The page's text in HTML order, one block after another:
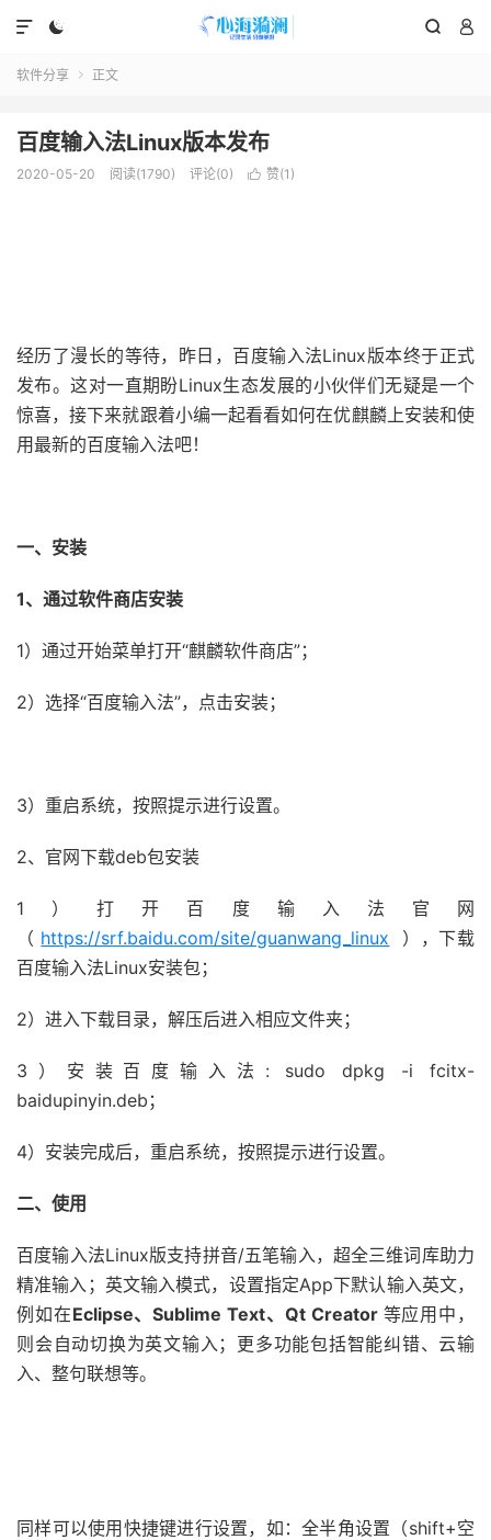
  

软件分享  正文
百度输入法Linux版本发布
2020-05-20 阅读(1790) 评论(0)  赞(1 )
经历了漫长的等待，昨日，百度输入法Linux版本终于正式
发布。这对一直期盼Linux生态发展的小伙伴们无疑是一个
惊喜，接下来就跟着小编一起看看如何在优麒麟上安装和使
用最新的百度输入法吧！
一、安装
1、通过软件商店安装
1）通过开始菜单打开“麒麟软件商店”；
2）选择“百度输入法”，点击安装；
3）重启系统，按照提示进行设置。
2、官网下载deb包安装
1）打开百度输入法官网
（ https://srf.baidu.com/site/guanwang_linux ），下载
百度输入法Linux安装包；
2）进入下载目录，解压后进入相应文件夹；
3）安装百度输入法: sudo dpkg -i fcitx-
baidupinyin.deb；
4）安装完成后，重启系统，按照提示进行设置。
二、使用
百度输入法Linux版支持拼音/五笔输入，超全三维词库助力
精准输入；英文输入模式，设置指定App下默认输入英文，
例如在Eclipse、Sublime Text、Qt Creator 等应用中，
则会自动切换为英文输入；更多功能包括智能纠错、云输
入、整句联想等。
同样可以使用快捷键进行设置，如：全半角设置（shift+空